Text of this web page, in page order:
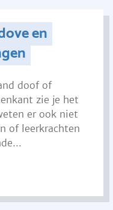
en
doof of
zie je het
er ook niet
of leerkrachten